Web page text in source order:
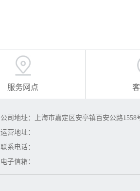
服务网点
公司地址：上海市嘉定区安亭镇百安公路1558
运营地址：
联系电话：
电子信箱：